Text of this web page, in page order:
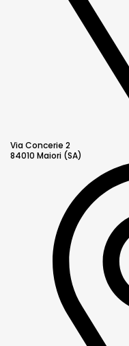
Via Concerie 2
84010 Maiori (SA)